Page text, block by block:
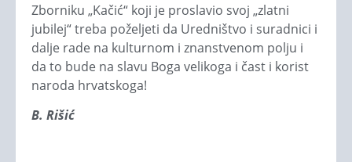
Zborniku „Kačić“ koji je proslavio svoj „zlatni
jubilej“ treba poželjeti da Uredništvo i suradnici i
dalje rade na kulturnom i znanstvenom polju i
da to bude na slavu Boga velikoga i čast i korist
naroda hrvatskoga!
B. Rišić